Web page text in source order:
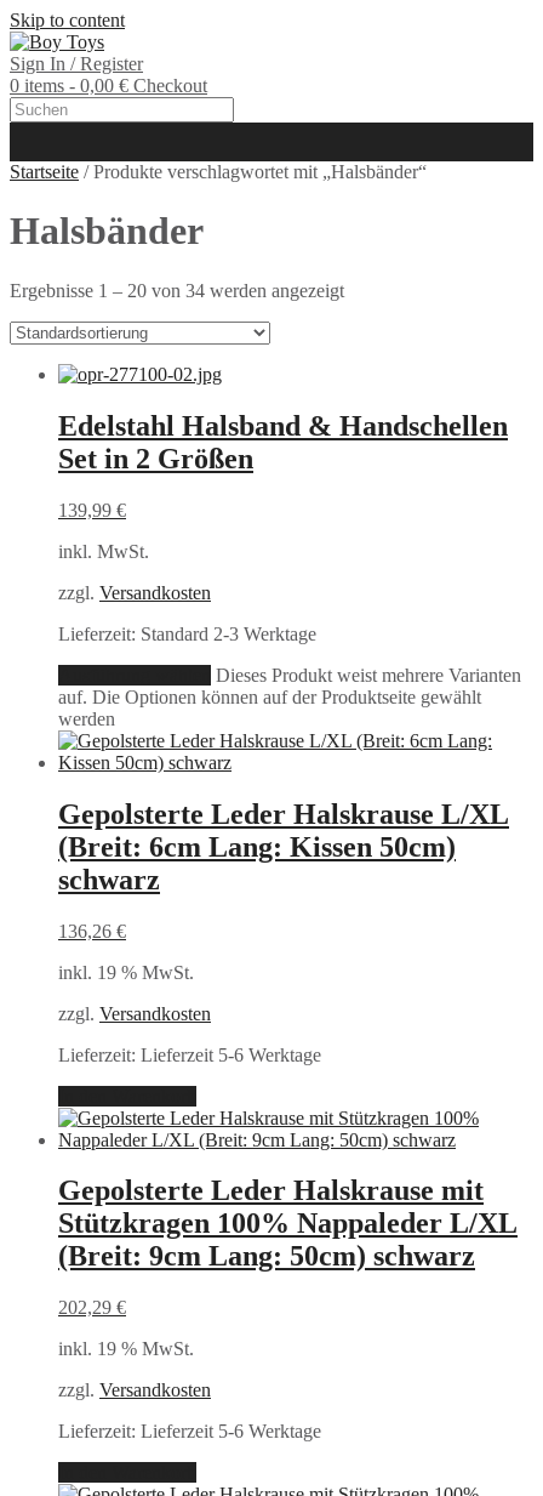
Skip to content
Sign In / Register
0 items - 0,00 € Checkout
Startseite / Produkte verschlagwortet mit „Halsbänder“
Halsbänder
Ergebnisse 1 – 20 von 34 werden angezeigt
Edelstahl Halsband & Handschellen
Set in 2 Größen
139,99 €
inkl. MwSt.
zzgl. Versandkosten
Lieferzeit: Standard 2-3 Werktage
Dieses Produkt weist mehrere Varianten
auf. Die Optionen können auf der Produktseite gewählt
werden
Gepolsterte Leder Halskrause L/XL
(Breit: 6cm Lang: Kissen 50cm)
schwarz
136,26 €
inkl. 19 % MwSt.
zzgl. Versandkosten
Lieferzeit: Lieferzeit 5-6 Werktage
Gepolsterte Leder Halskrause mit
Stützkragen 100% Nappaleder L/XL
(Breit: 9cm Lang: 50cm) schwarz
202,29 €
inkl. 19 % MwSt.
zzgl. Versandkosten
Lieferzeit: Lieferzeit 5-6 Werktage